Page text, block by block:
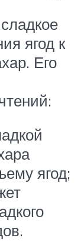
ягод к
Его
ягод;